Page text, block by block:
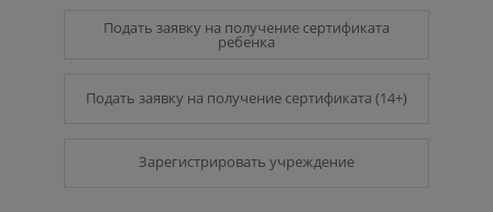
Подать заявку на получение сертификата
ребенка
Подать заявку на получение сертификата (14+)
Зарегистрировать учреждение